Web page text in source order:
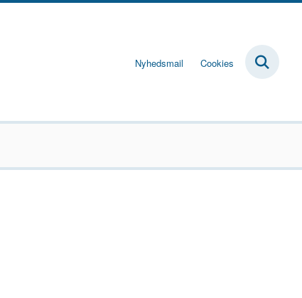
Nyhedsmail Cookies